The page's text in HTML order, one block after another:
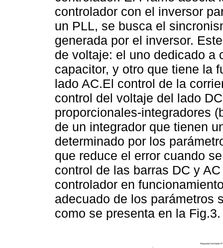
controlador con el inversor
un PLL, se busca el
generada por el inversor.
de voltaje: el uno dedicado a
capacitor, y otro que tiene la
lado AC.El control de la
control del voltaje del lado
proporcionales-integradores
de un integrador que tienen
determinado por los
que reduce el error cuando
control de las barras DC y
controlador en
adecuado de los parámetros
como se presenta en la Fig.3.